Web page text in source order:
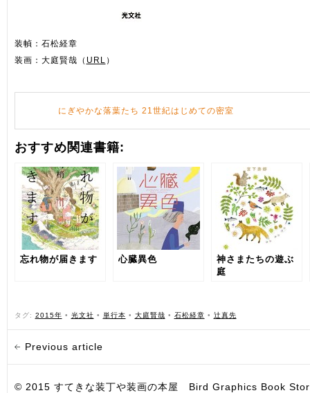
装幀：石松経章
装画：大庭賢哉（ URL ）
にぎやかな落葉たち 21世紀はじめての密室
おすすめ関連書籍:
忘れ物が届きます 心臓異色
神さまたちの遊ぶ
庭
タグ: 2015年 • 光文社 • 単行本 • 大庭賢哉 • 石松経章 • 辻真先
Previous article
© 2015 すてきな装丁や装画の本屋 Bird Graphics Book